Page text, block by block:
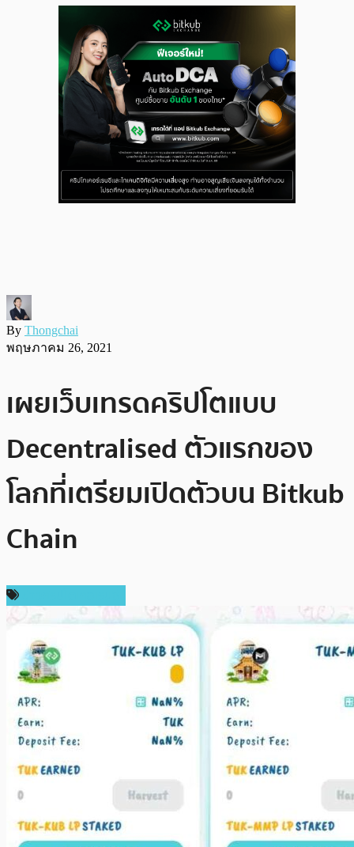
By Thongchai
พฤษภาคม 26, 2021
เผยเว็บเทรดคริปโตแบบ
Decentralised ตัวแรกของ
โลกที่เตรียมเปิดตัวบน Bitkub
Chain